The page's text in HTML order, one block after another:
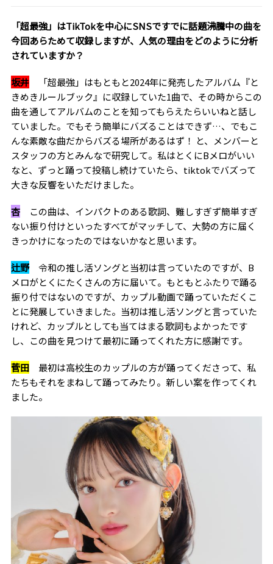
――「超最強」はTikTokを中心にSNSですでに話題沸騰中の曲を
今回あらためて収録しますが、人気の理由をどのように分析
されていますか？
坂井
「超最強」はもともと2024年に発売したアルバム『と
きめきルールブック』に収録していた1曲で、その時からこの
曲を通してアルバムのことを知ってもらえたらいいねと話し
ていました。でもそう簡単にバズることはできず…、でもこ
んな素敵な曲だからバズる場所があるはず！ と、メンバーと
スタッフの方とみんなで研究して。私はとくにBメロがいい
なと、ずっと踊って投稿し続けていたら、tiktokでバズって
大きな反響をいただけました。
杏
この曲は、インパクトのある歌詞、難しすぎず簡単すぎ
ない振り付けといったすべてがマッチして、大勢の方に届く
きっかけになったのではないかなと思います。
辻野令和の推し活ソングと当初は言っていたのですが、B
メロがとくにたくさんの方に届いて。もともとふたりで踊る
振り付ではないのですが、カップル動画で踊っていただくこ
とに発展していきました。当初は推し活ソングと言っていた
けれど、カップルとしても当てはまる歌詞もよかったです
し、この曲を見つけて最初に踊ってくれた方に感謝です。
菅田
最初は高校生のカップルの方が踊ってくださって、私
たちもそれをまねして踊ってみたり。新しい案を作ってくれ
ました。